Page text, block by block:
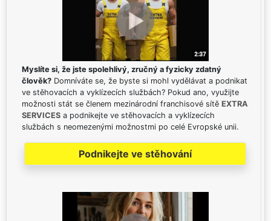
Myslíte si, že jste spolehlivý, zručný a fyzicky zdatný
člověk? Domníváte se, že byste si mohl vydělávat a podnikat
ve stěhovacích a vyklízecích službách? Pokud ano, využijte
možnosti stát se členem mezinárodní franchisové sítě EXTRA
SERVICES a podnikejte ve stěhovacích a vyklízecích
službách s neomezenými možnostmi po celé Evropské unii.
Podnikejte ve stěhování